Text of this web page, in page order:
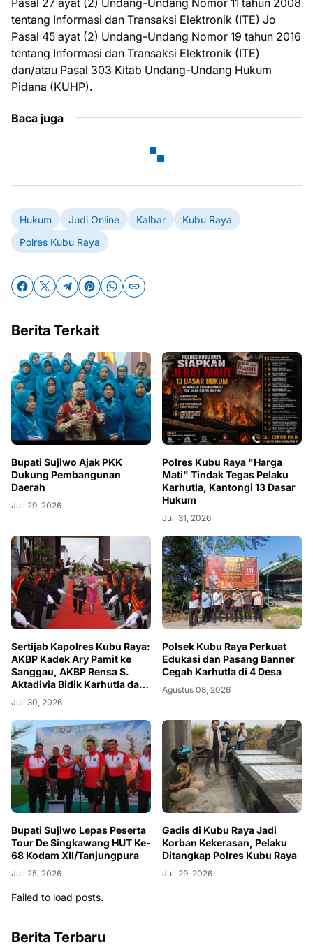
Pasal 27 ayat (2) Undang-Undang Nomor 11 tahun 2008
tentang Informasi dan Transaksi Elektronik (ITE) Jo
Pasal 45 ayat (2) Undang-Undang Nomor 19 tahun 2016
tentang Informasi dan Transaksi Elektronik (ITE)
dan/atau Pasal 303 Kitab Undang-Undang Hukum
Pidana (KUHP).
Baca juga
Hukum Judi Online Kalbar
Kubu Raya
Polres Kubu Raya
Berita Terkait
Bupati Sujiwo Ajak PKK
Dukung Pembangunan
Daerah
Juli 29, 2026
Polres Kubu Raya "Harga
Mati" Tindak Tegas Pelaku
Karhutla, Kantongi 13 Dasar
Hukum
Juli 31, 2026
Sertijab Kapolres Kubu Raya:
AKBP Kadek Ary Pamit ke
Sanggau, AKBP Rensa S.
Aktadivia Bidik Karhutla dan
Kemacetan
Juli 30, 2026
Polsek Kubu Raya Perkuat
Edukasi dan Pasang Banner
Cegah Karhutla di 4 Desa
Agustus 08, 2026
Bupati Sujiwo Lepas Peserta
Tour De Singkawang HUT Ke-
68 Kodam XII/Tanjungpura
Juli 25, 2026
Gadis di Kubu Raya Jadi
Korban Kekerasan, Pelaku
Ditangkap Polres Kubu Raya
Juli 29, 2026
Failed to load posts.
Berita Terbaru